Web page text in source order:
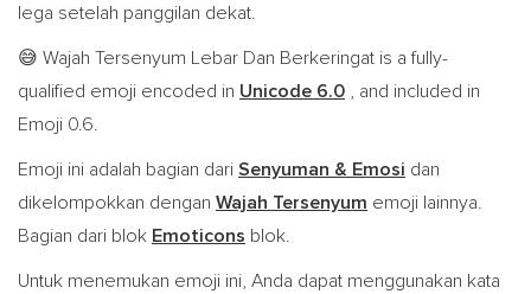
lega setelah panggilan dekat.
😅 Wajah Tersenyum Lebar Dan Berkeringat is a fully-
qualified emoji encoded in Unicode 6.0 , and included in
Emoji 0.6.
Emoji ini adalah bagian dari Senyuman & Emosi dan
dikelompokkan dengan Wajah Tersenyum emoji lainnya.
Bagian dari blok Emoticons blok.
Untuk menemukan emoji ini, Anda dapat menggunakan kata